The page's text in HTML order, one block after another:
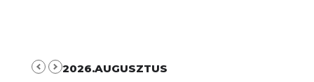
2026.AUGUSZTUS